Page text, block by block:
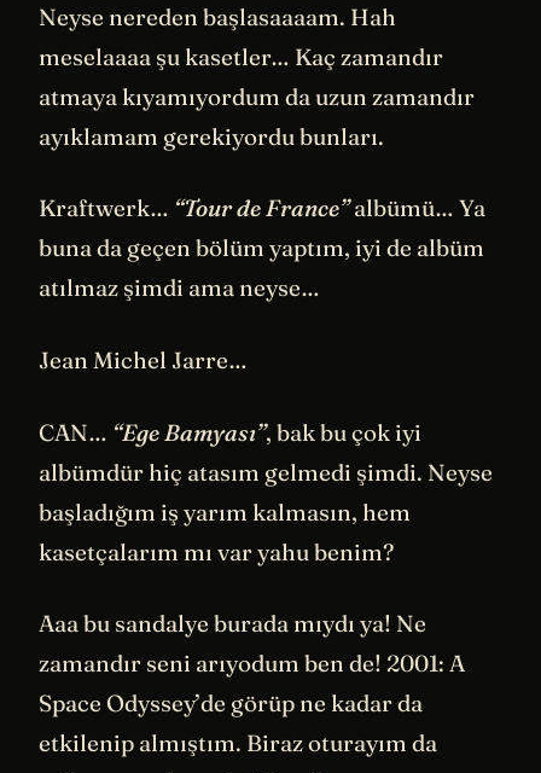
Neyse nereden başlasaaaam. Hah
meselaaaa şu kasetler… Kaç zamandır
atmaya kıyamıyordum da uzun zamandır
ayıklamam gerekiyordu bunları.
Kraftwerk… “Tour de France”albümü… Ya
buna da geçen bölüm yaptım, iyi de albüm
atılmaz şimdi ama neyse…
Jean Michel Jarre…
CAN… “Ege Bamyası”, bak bu çok iyi
albümdür hiç atasım gelmedi şimdi. Neyse
başladığım iş yarım kalmasın, hem
kasetçalarım mı var yahu benim?
Aaa bu sandalye burada mıydı ya! Ne
zamandır seni arıyodum ben de! 2001: A
Space Odyssey’de görüp ne kadar da
etkilenip almıştım. Biraz oturayım da